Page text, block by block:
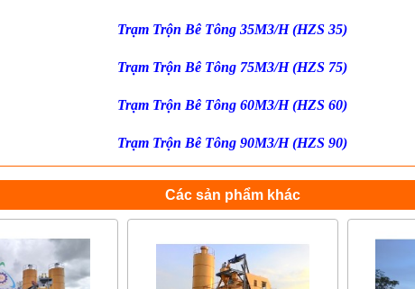
Trạm Trộn Bê Tông 35M3/H (HZS 35)
Trạm Trộn Bê Tông 75M3/H (HZS 75)
Trạm Trộn Bê Tông 60M3/H (HZS 60)
Trạm Trộn Bê Tông 90M3/H (HZS 90)
Các sản phẩm khác